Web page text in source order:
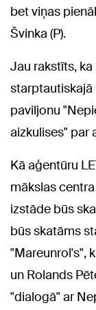
bet viņas
Švinka (P).
Jau rakstīts,
starptautiskajā
paviljonu
aizkulises" par
Kā aģentūru
mākslas
izstāde būs
būs skatāms
"Mareunrol's",
un Rolands
"dialogā" ar